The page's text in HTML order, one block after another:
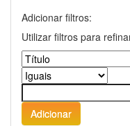
Adicionar filtros:
Utilizar filtros para